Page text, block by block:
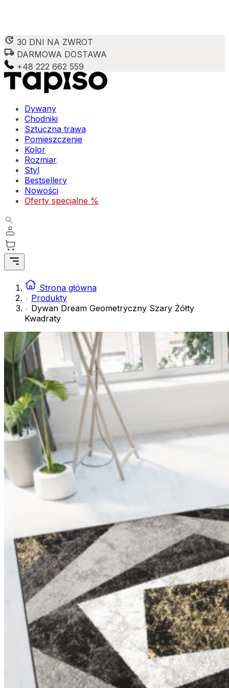
30 DNI NA ZWROT
DARMOWA DOSTAWA
+48 222 662 559
Dywany
Chodniki
Sztuczna trawa
Pomieszczenie
Kolor
Rozmiar
Styl
Bestsellery
Nowości
Oferty specjalne %
Strona główna
Produkty
Dywan Dream Geometryczny Szary Żółty
Kwadraty
Wykorzystujemy pliki cookie do spersonalizowania treści
Partnerzy mogą połączyć te informacje z innymi danymi
nich. Te pliki cookie nie przechowują żadnych danych
preferowany język lub region, w którym znajduje się
Statystyka
istotne i interesujące dla poszczególnych użytkowników
Nieklasyfikowane